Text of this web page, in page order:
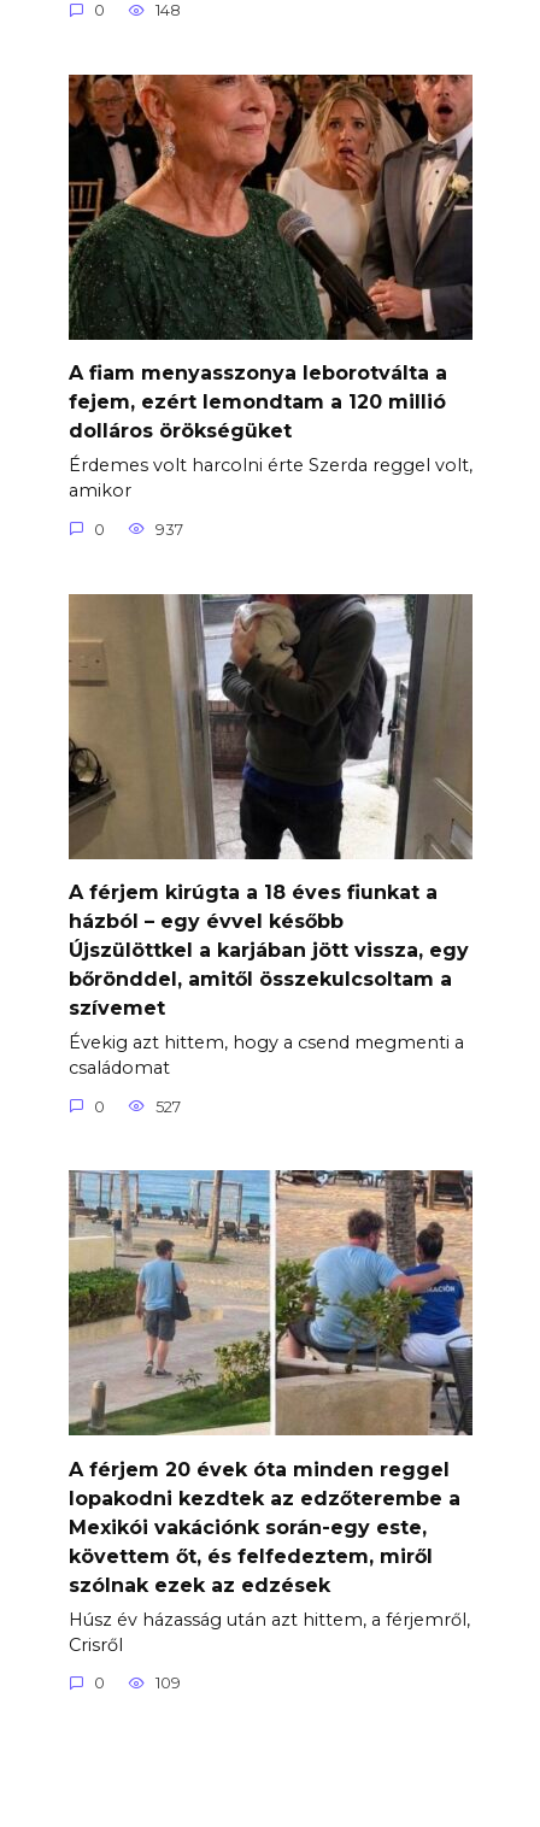
0 148
A fiam menyasszonya leborotválta a
fejem, ezért lemondtam a 120 millió
dolláros örökségüket
Érdemes volt harcolni érte Szerda reggel volt,
amikor
0 937
A férjem kirúgta a 18 éves fiunkat a
házból – egy évvel később
Újszülöttkel a karjában jött vissza, egy
bőrönddel, amitől összekulcsoltam a
szívemet
Évekig azt hittem, hogy a csend megmenti a
családomat
0 527
A férjem 20 évek óta minden reggel
lopakodni kezdtek az edzőterembe a
Mexikói vakációnk során-egy este,
követtem őt, és felfedeztem, miről
szólnak ezek az edzések
Húsz év házasság után azt hittem, a férjemről,
Crisről
0 109